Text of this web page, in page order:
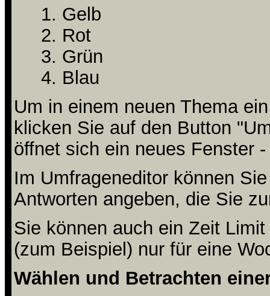
Gelb
Rot
Grün
Blau
Um in einem neuen Thema
klicken Sie auf den Button
öffnet sich ein neues Fenster
Im Umfrageneditor können
Antworten angeben, die Sie
Sie können auch ein Zeit
(zum Beispiel) nur für eine
Wählen und Betrachten